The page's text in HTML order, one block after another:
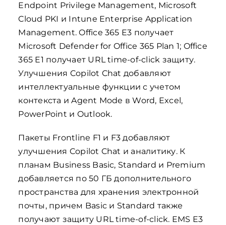
Endpoint Privilege Management, Microsoft
Cloud PKI и Intune Enterprise Application
Management. Office 365 E3 получает
Microsoft Defender for Office 365 Plan 1; Office
365 E1 получает URL time-of-click защиту.
Улучшения Copilot Chat добавляют
интеллектуальные функции с учетом
контекста и Agent Mode в Word, Excel,
PowerPoint и Outlook.
Пакеты Frontline F1 и F3 добавляют
улучшения Copilot Chat и аналитику. К
планам Business Basic, Standard и Premium
добавляется по 50 ГБ дополнительного
пространства для хранения электронной
почты, причем Basic и Standard также
получают защиту URL time-of-click. EMS E3